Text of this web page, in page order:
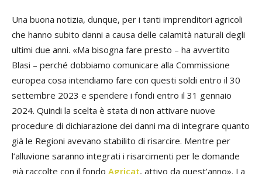
Una buona notizia, dunque, per i tanti imprenditori agricoli
che hanno subito danni a causa delle calamità naturali degli
ultimi due anni. «Ma bisogna fare presto – ha avvertito
Blasi – perché dobbiamo comunicare alla Commissione
europea cosa intendiamo fare con questi soldi entro il 30
settembre 2023 e spendere i fondi entro il 31 gennaio
2024. Quindi la scelta è stata di non attivare nuove
procedure di dichiarazione dei danni ma di integrare quanto
già le Regioni avevano stabilito di risarcire. Mentre per
l’alluvione saranno integrati i risarcimenti per le domande
già raccolte con il fondo Agricat, attivo da quest’anno». La